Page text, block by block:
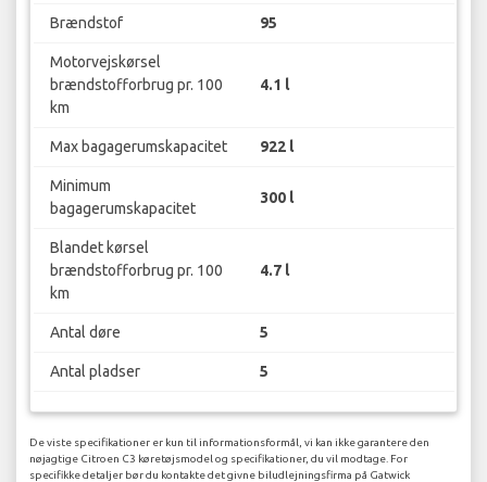
Brændstof 95
Motorvejskørsel
brændstofforbrug pr. 100
km
4.1 l
Max bagagerumskapacitet 922 l
Minimum
bagagerumskapacitet
300 l
Blandet kørsel
brændstofforbrug pr. 100
km
4.7 l
Antal døre 5
Antal pladser 5
De viste specifikationer er kun til informationsformål, vi kan ikke garantere den
nøjagtige Citroen C3 køretøjsmodel og specifikationer, du vil modtage. For
specifikke detaljer bør du kontakte det givne biludlejningsfirma på Gatwick